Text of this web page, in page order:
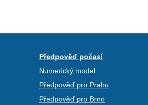
Předpověď počasí
Numerický model
Předpověď pro Prahu
Předpověď pro Brno